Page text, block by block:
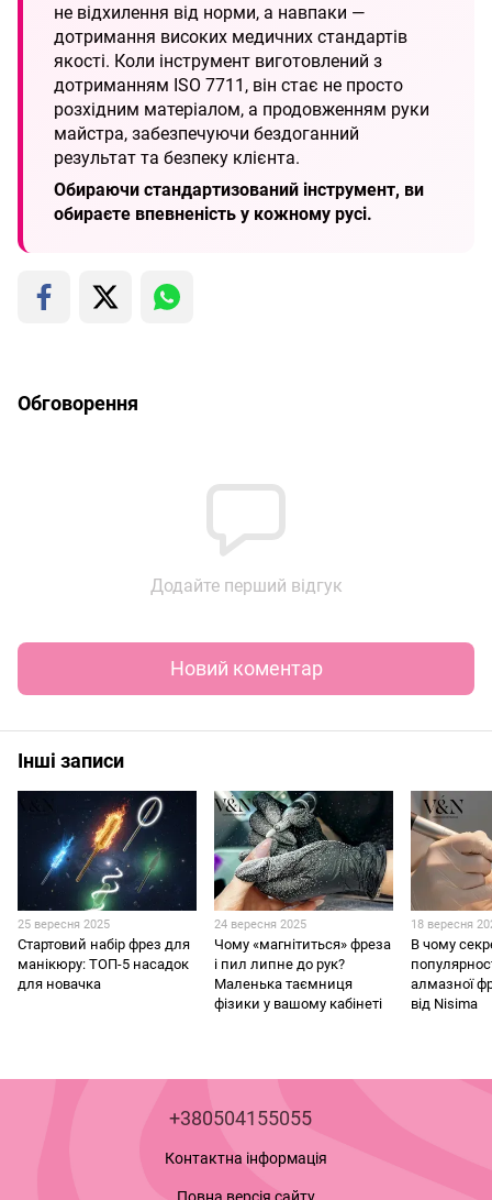
не відхилення від норми, а навпаки —
дотримання високих медичних стандартів
якості. Коли інструмент виготовлений з
дотриманням ISO 7711, він стає не просто
розхідним матеріалом, а продовженням руки
майстра, забезпечуючи бездоганний
результат та безпеку клієнта.
Обираючи стандартизований інструмент, ви
обираєте впевненість у кожному русі.
Обговорення
Додайте перший відгук
Новий коментар
Інші записи
25 вересня 2025
Стартовий набір фрез для
манікюру: ТОП-5 насадок
для новачка
24 вересня 2025
Чому «магнітиться» фреза
і пил липне до рук?
Маленька таємниця
фізики у вашому кабінеті
18 вересня
В чому
алмазної
від Nisima
+380504155055
Контактна інформація
Повна версія сайту